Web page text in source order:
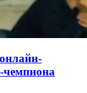
чемпиона